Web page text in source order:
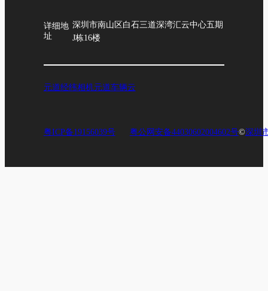
详细地
址
深圳市南山区白石三道深湾汇云中心五期
J栋16楼
元道经纬相机元道车辆云
粤ICP备19156039号 粤公网安备44030602004602号©深圳